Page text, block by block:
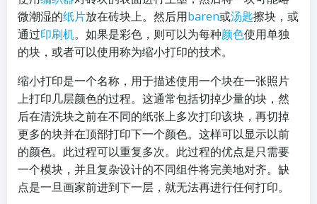
微潮湿的纸片放在砖块上。然后用baren或汤匙擦块，或
通过印刷机。如果是彩色，则可以为每种颜色使用单独
的块，或者可以使用称为缩小打印的技术。
缩小打印是一个名称，用于描述使用一个块在一张照片
上打印几层颜色的过程。这通常包括切掉少量的块，然
后在清洗块之前在不同的纸张上多次打印该块，再切掉
更多的块并在顶部打印下一个颜色。这样可以显示以前
的颜色。此过程可以重复多次。此过程的优点是只需要
一个模块，并且复杂设计的不同组件将完美地对齐。缺
点是一旦画家前进到下一层，就无法再进行任何打印。